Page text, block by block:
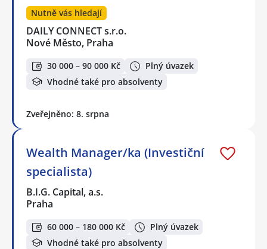
Nutně vás hledají
DAILY CONNECT s.r.o.
Nové Město, Praha
30 000 – 90 000 Kč
Plný úvazek
Vhodné také pro absolventy
Zveřejněno: 8. srpna
Wealth Manager/ka (Investiční
specialista)
B.I.G. Capital, a.s.
Praha
60 000 – 180 000 Kč
Plný úvazek
Vhodné také pro absolventy